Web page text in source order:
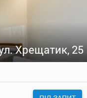
Хрещатик, 25